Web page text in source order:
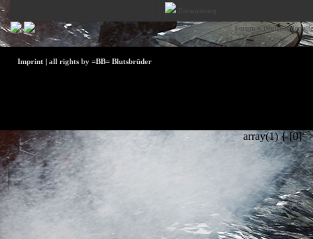
Distanzierung
Der Betreiber und die Moderatoren dieses
Rechte verletzen bitten wir um eine
Forum »Blutsbrüder
Imprint | all rights by =BB= Blutsbrüder
array(1) {